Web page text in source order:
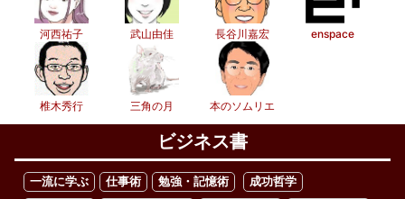
河西祐子 武山由佳 長谷川嘉宏 enspace
椎木秀行 三角の月 本のソムリエ
ビジネス書
一流に学ぶ 仕事術 勉強・記憶術
成功哲学